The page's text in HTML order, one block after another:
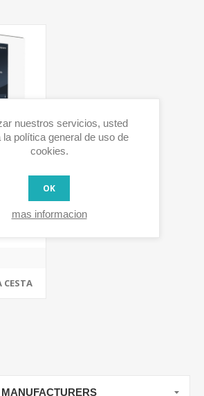
ULE
CESTA
MANUFACTURERS
nuestros servicios, usted
la política general de uso de
cookies.
OK
mas informacion